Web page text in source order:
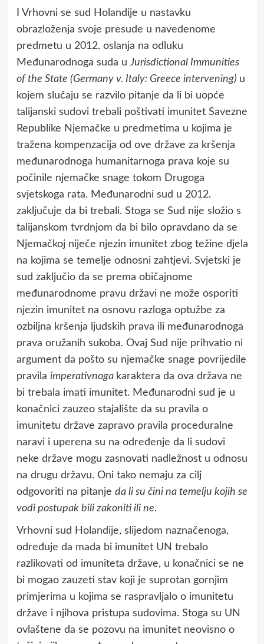
I Vrhovni se sud Holandije u nastavku
obrazloženja svoje presude u navedenome
predmetu u 2012. oslanja na odluku
Međunarodnoga suda uJurisdictional Immunities
of the State (Germany v. Italy: Greece intervening) u
kojem slučaju se razvilo pitanje da li bi uopće
talijanski sudovi trebali poštivati imunitet Savezne
Republike Njemačke u predmetima u kojima je
tražena kompenzacija od ove države za kršenja
međunarodnoga humanitarnoga prava koje su
počinile njemačke snage tokom Drugoga
svjetskoga rata. Međunarodni sud u 2012.
zaključuje da bi trebali. Stoga se Sud nije složio s
talijanskom tvrdnjom da bi bilo opravdano da se
Njemačkoj niječe njezin imunitet zbog težine djela
na kojima se temelje odnosni zahtjevi. Svjetski je
sud zaključio da se prema običajnome
međunarodnome pravu državi ne može osporiti
njezin imunitet na osnovu razloga optužbe za
ozbiljna kršenja ljudskih prava ili međunarodnoga
prava oružanih sukoba. Ovaj Sud nije prihvatio ni
argument da pošto su njemačke snage povrijedile
pravila imperativnoga karaktera da ova država ne
bi trebala imati imunitet. Međunarodni sud je u
konačnici zauzeo stajalište da su pravila o
imunitetu države zapravo pravila proceduralne
naravi i uperena su na određenje da li sudovi
neke države mogu zasnovati nadležnost u odnosu
na drugu državu. Oni tako nemaju za cilj
odgovoriti na pitanje da li su čini na temelju kojih se
vodi postupak bili zakoniti ili ne.
Vrhovni sud Holandije, slijedom naznačenoga,
određuje da mada bi imunitet UN trebalo
razlikovati od imuniteta države, u konačnici se ne
bi mogao zauzeti stav koji je suprotan gornjim
primjerima u kojima se raspravljalo o imunitetu
države i njihova pristupa sudovima. Stoga su UN
ovlaštene da se pozovu na imunitet neovisno o